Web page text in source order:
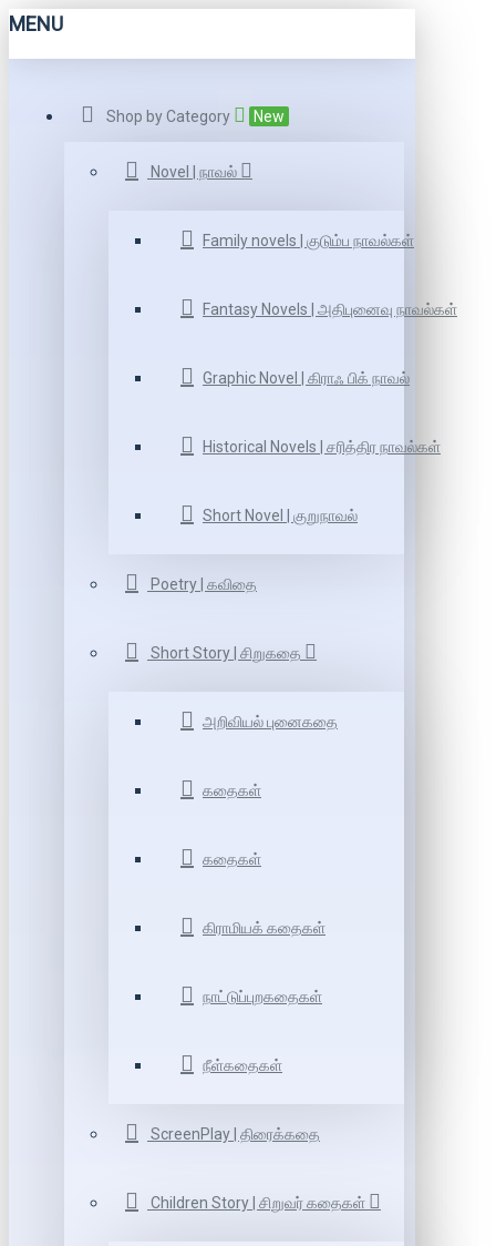
MENU
Shop by Category New
Novel | நாவல்
Family novels | குடும்ப நாவல்கள்
Fantasy Novels | அதிபுனைவு நாவல்கள்
Graphic Novel | கிராஃ பிக் நாவல்
Historical Novels | சரித்திர நாவல்கள்
Short Novel | குறுநாவல்
Poetry | கவிதை
Short Story | சிறுகதை
அறிவியல் புனைகதை
கதைகள்
கதைகள்
கிராமியக் கதைகள்
நாட்டுப்புறகதைகள்
நீள்கதைகள்
ScreenPlay | திரைக்கதை
Children Story | சிறுவர் கதைகள்